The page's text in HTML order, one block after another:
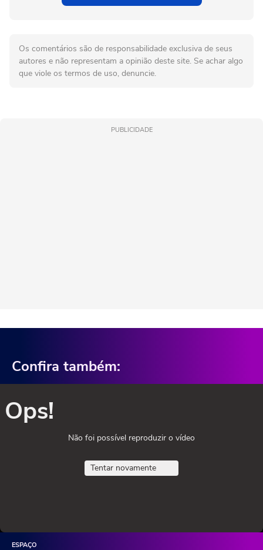
Os comentários são de responsabilidade exclusiva de seus
autores e não representam a opinião deste site. Se achar algo
que viole os termos de uso, denuncie.
PUBLICIDADE
Confira também:
Ops!
Não foi possível reproduzir o vídeo
Tentar novamente
ESPAÇO